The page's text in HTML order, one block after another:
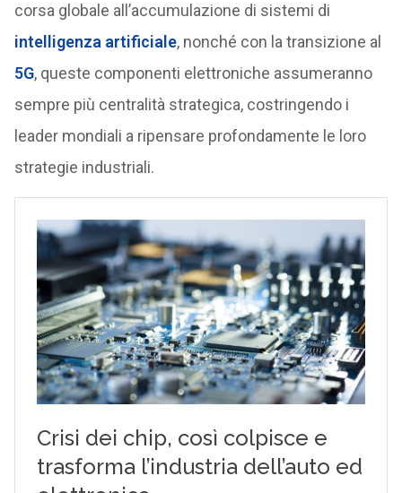
corsa globale all’accumulazione di sistemi di
intelligenza artificiale, nonché con la transizione al
5G, queste componenti elettroniche assumeranno
sempre più centralità strategica, costringendo i
leader mondiali a ripensare profondamente le loro
strategie industriali.